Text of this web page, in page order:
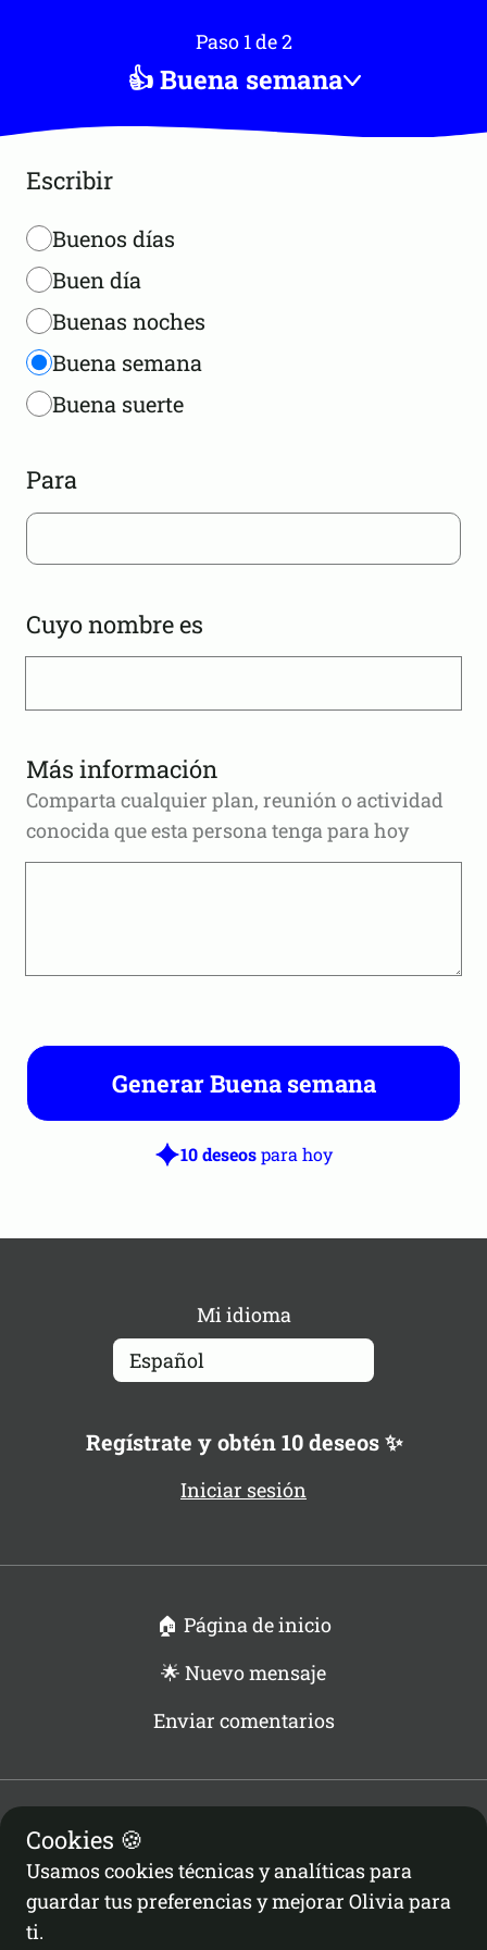
Paso 1 de 2
👍 Buena semana
Escribir
Buenos días
Buen día
Buenas noches
Buena semana
Buena suerte
Para
Cuyo nombre es
Más información
Comparta cualquier plan, reunión o actividad
conocida que esta persona tenga para hoy
Generar Buena semana
10 deseospara hoy
Cookies 🍪
Usamos cookies técnicas y analíticas para
guardar tus preferencias y mejorar Olivia para
ti.
Mi idioma
Regístrate y obtén 10 deseos ✨
Iniciar sesión
🏠 Página de inicio
🌟 Nuevo mensaje
Enviar comentarios
Términos
Política de Cookies